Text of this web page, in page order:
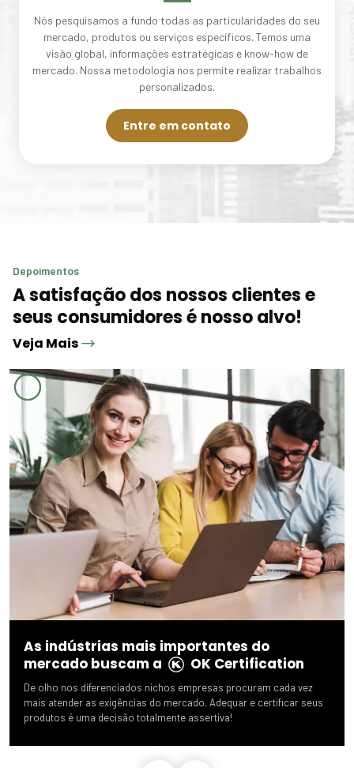
Nós pesquisamos a fundo todas as particularidades do seu
mercado, produtos ou serviços específicos. Temos uma
visão global, informações estratégicas e know-how de
mercado. Nossa metodologia nos permite realizar trabalhos
personalizados.
Entre em contato
Depoimentos
A satisfação dos nossos clientes e
seus consumidores é nosso alvo!
Veja Mais
As indústrias mais importantes do
mercado buscam a
OK Certification
De olho nos diferenciados nichos empresas procuram cada vez
mais atender as exigências do mercado. Adequar e certificar seus
produtos é uma decisão totalmente assertiva!